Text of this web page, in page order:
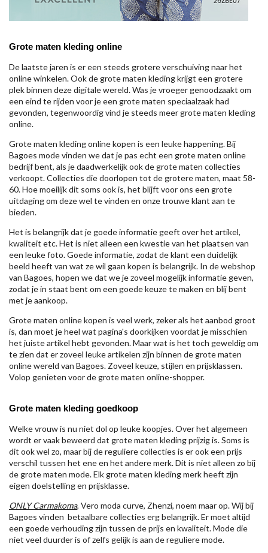
Grote maten kleding online
De laatste jaren is er een steeds grotere verschuiving naar het
online winkelen. Ook de grote maten kleding krijgt een grotere
plek binnen deze digitale wereld. Was je vroeger genoodzaakt om
een eind te rijden voor je een grote maten speciaalzaak had
gevonden, tegenwoordig vind je steeds meer grote maten kleding
online.
Grote maten kleding online kopen is een leuke happening. Bij
Bagoes mode vinden we dat je pas echt een grote maten online
bedrijf bent, als je daadwerkelijk ook de grote maten collecties
verkoopt. Collecties die doorlopen tot de grotere maten, maat 58-
60. Hoe moeilijk dit soms ook is, het blijft voor ons een grote
uitdaging om deze wel te vinden en onze trouwe klant aan te
bieden.
Het is belangrijk dat je goede informatie geeft over het artikel,
kwaliteit etc. Het is niet alleen een kwestie van het plaatsen van
een leuke foto. Goede informatie, zodat de klant een duidelijk
beeld heeft van wat ze wil gaan kopen is belangrijk. In de webshop
van Bagoes, hopen we dat we je zoveel mogelijk informatie geven,
zodat je in staat bent om een goede keuze te maken en blij bent
met je aankoop.
Grote maten online kopen is veel werk, zeker als het aanbod groot
is, dan moet je heel wat pagina's doorkijken voordat je misschien
het juiste artikel hebt gevonden. Maar wat is het toch geweldig om
te zien dat er zoveel leuke artikelen zijn binnen de grote maten
online wereld van Bagoes. Zoveel keuze, stijlen en prijsklassen.
Volop genieten voor de grote maten online-shopper.
Grote maten kleding goedkoop
Welke vrouw is nu niet dol op leuke koopjes. Over het algemeen
wordt er vaak beweerd dat grote maten kleding prijzig is. Soms is
dit ook wel zo, maar bij de reguliere collecties is er ook een prijs
verschil tussen het ene en het andere merk. Dit is niet alleen zo bij
de grote maten mode. Elk grote maten kleding merk heeft zijn
eigen doelstelling en prijsklasse.
ONLY Carmakoma, Vero moda curve, Zhenzi, noem maar op. Wij bij
Bagoes vinden betaalbare collecties erg belangrijk. Er moet altijd
een goede verhouding zijn tussen de prijs en kwaliteit. Mode die
niet veel duurder is of zelfs gelijk is aan de reguliere mode.